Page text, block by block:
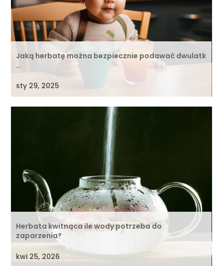
Jaką herbatę można bezpiecznie podawać dwulatk
…
sty 29, 2025
Herbata kwitnąca ile wody potrzeba do
zaparzenia?
kwi 25, 2026